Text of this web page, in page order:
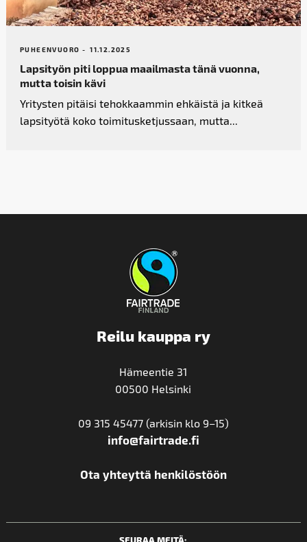
PUHEENVUORO - 11.12.2025
Lapsityön piti loppua maailmasta tänä vuonna,
mutta toisin kävi
Yritysten pitäisi tehokkaammin ehkäistä ja kitkeä
lapsityötä koko toimitusketjussaan, mutta...
Reilu kauppa ry
Hämeentie 31
00500 Helsinki
09 315 45477 (arkisin klo 9–15)
info@fairtrade.fi
Ota yhteyttä henkilöstöön
SEURAA MEITÄ: